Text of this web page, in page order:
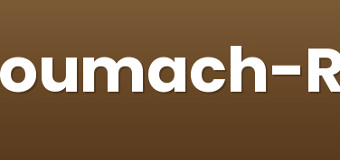
viennent de demander une bénédiction
places pour étudier en groupe sur Zoom